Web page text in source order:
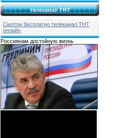
телеканал ТНТ
Смотри бесплатно телеканал ТНТ
онлайн
Россиянам достойную жизнь